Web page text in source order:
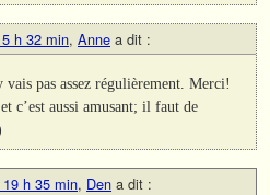
h 32 min, Anne a dit :
pas assez régulièrement. Merci!
c’est aussi amusant; il faut de
h 35 min, Den a dit :